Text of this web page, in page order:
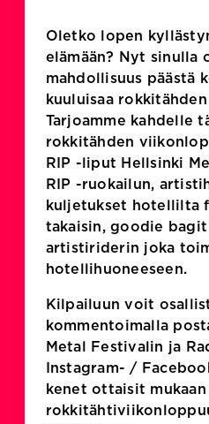
Oletko lopen
elämään? Nyt sinulla
mahdollisuus päästä
kuuluisaa rokkitähden
Tarjoamme kahdelle
rokkitähden
RIP -liput Hellsinki
RIP -ruokailun,
kuljetukset hotellilta
takaisin, goodie bagit
artistiriderin joka
hotellihuoneeseen.
Kilpailuun voit
kommentoimalla
Metal Festivalin ja
Instagram- /
kenet ottaisit mukaan